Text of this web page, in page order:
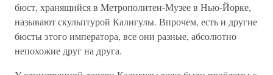
бюст, хранящийся в Метрополитен-Музее в Нью-Йорке,
называют скульптурой Калигулы. Впрочем, есть и другие
бюсты этого императора, все они разные, абсолютно
непохожие друг на друга.